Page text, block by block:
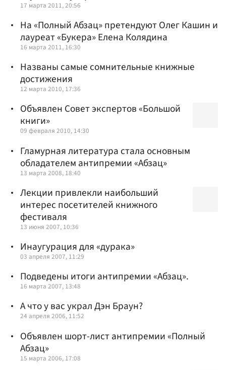
17 марта 2011, 20:56
На «Полный Абзац» претендуют Олег Кашин и
лауреат «Букера» Елена Колядина
16 марта 2011, 16:30
Названы самые сомнительные книжные
достижения
12 марта 2010, 17:36
Объявлен Совет экспертов «Большой
книги»
09 февраля 2010, 14:30
Гламурная литература стала основным
обладателем антипремии «Абзац»
13 марта 2008, 18:40
Лекции привлекли наибольший
интерес посетителей книжного
фестиваля
13 июня 2007, 10:36
Инаугурация для «дурака»
03 апреля 2007, 11:29
Подведены итоги антипремии «Абзац».
16 марта 2007, 13:48
А что у вас украл Дэн Браун?
24 апреля 2006, 11:52
Объявлен шорт-лист антипремии «Полный
Абзац»
15 марта 2006, 17:08